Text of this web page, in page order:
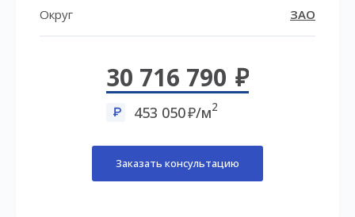
Округ ЗАО
30 716 790
453 050 /м2
Заказать консультацию